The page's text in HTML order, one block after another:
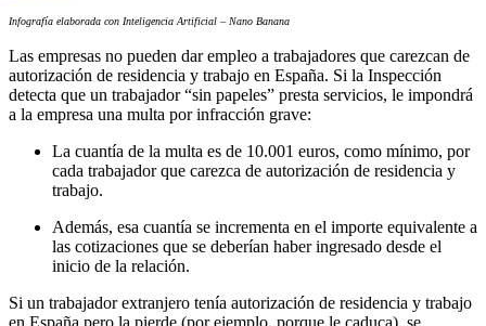
Infografía elaborada con Inteligencia Artificial – Nano Banana
Las empresas no pueden dar empleo a trabajadores que carezcan de
autorización de residencia y trabajo en España. Si la Inspección
detecta que un trabajador “sin papeles” presta servicios, le impondrá
a la empresa una multa por infracción grave:
La cuantía de la multa es de 10.001 euros, como mínimo, por
cada trabajador que carezca de autorización de residencia y
trabajo.
Además, esa cuantía se incrementa en el importe equivalente a
las cotizaciones que se deberían haber ingresado desde el
inicio de la relación.
Si un trabajador extranjero tenía autorización de residencia y trabajo
en España pero la pierde (por ejemplo, porque le caduca), se